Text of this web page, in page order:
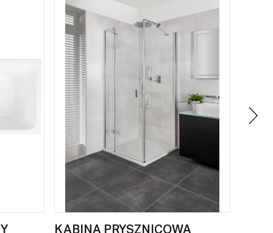
KABINA PRYSZNICOWA